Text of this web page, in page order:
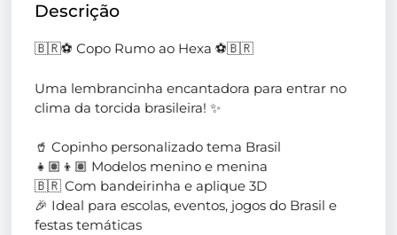
Descrição
🇧🇷⚽ Copo Rumo ao Hexa ⚽🇧🇷
Uma lembrancinha encantadora para entrar no
clima da torcida brasileira! ✨
🥤 Copinho personalizado tema Brasil
👧🏽👦🏽 Modelos menino e menina
🇧🇷 Com bandeirinha e aplique 3D
🎉 Ideal para escolas, eventos, jogos do Brasil e
festas temáticas